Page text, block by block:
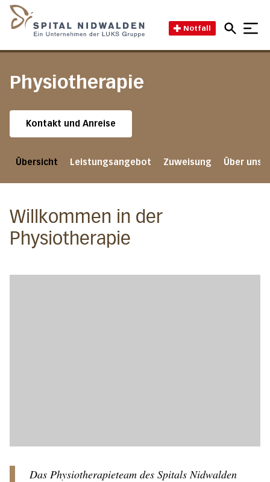
Notfall
Physiotherapie
Kontakt und Anreise
Übersicht Leistungsangebot Zuweisung Über uns
Willkommen in der
Physiotherapie
Das Physiotherapieteam des Spitals Nidwalden